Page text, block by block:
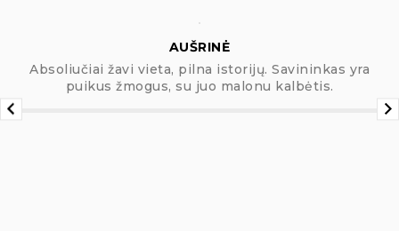
Absoliučiai žavi vieta, pilna istorijų. Savininkas yra
puikus žmogus, su juo malonu kalbėtis.
AUŠRINĖ